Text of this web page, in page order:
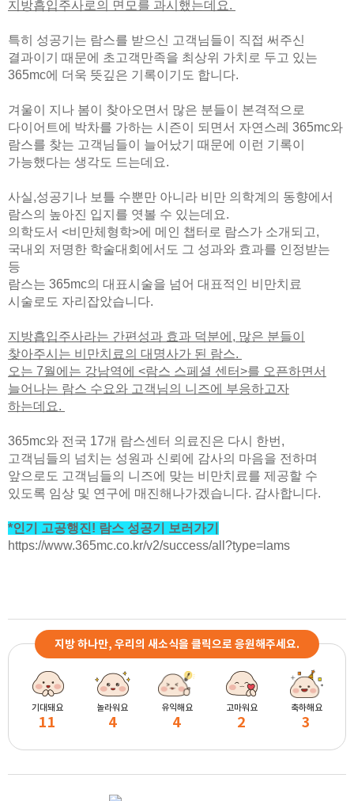
지방흡입주사로의 면모를 과시했는데요.
특히 성공기는 람스를 받으신 고객님들이 직접 써주신
결과이기 때문에 초고객만족을 최상위 가치로 두고 있는
365mc에 더욱 뜻깊은 기록이기도 합니다.
겨울이 지나 봄이 찾아오면서 많은 분들이 본격적으로
다이어트에 박차를 가하는 시즌이 되면서 자연스레 365mc와
람스를 찾는 고객님들이 늘어났기 때문에 이런 기록이
가능했다는 생각도 드는데요.
사실,성공기나 보틀 수뿐만 아니라 비만 의학계의 동향에서
람스의 높아진 입지를 엿볼 수 있는데요.
의학도서 <비만체형학>에 메인 챕터로 람스가 소개되고,
국내외 저명한 학술대회에서도 그 성과와 효과를 인정받는
등
람스는 365mc의 대표시술을 넘어 대표적인 비만치료
시술로도 자리잡았습니다.
지방흡입주사라는 간편성과 효과 덕분에, 많은 분들이
찾아주시는 비만치료의 대명사가 된 람스.
오는 7월에는 강남역에 <람스 스페셜 센터>를 오픈하면서
늘어나는 람스 수요와 고객님의 니즈에 부응하고자
하는데요.
365mc와 전국 17개 람스센터 의료진은 다시 한번,
고객님들의 넘치는 성원과 신뢰에 감사의 마음을 전하며
앞으로도 고객님들의 니즈에 맞는 비만치료를 제공할 수
있도록 임상 및 연구에 매진해나가겠습니다. 감사합니다.
*인기 고공행진! 람스 성공기 보러가기
https://www.365mc.co.kr/v2/success/all?type=lams
지방 하나만, 우리의 새소식을 클릭으로 응원해주세요.
기대돼요
11
놀라워요
4
유익해요
4
고마워요
2
축하해요
3